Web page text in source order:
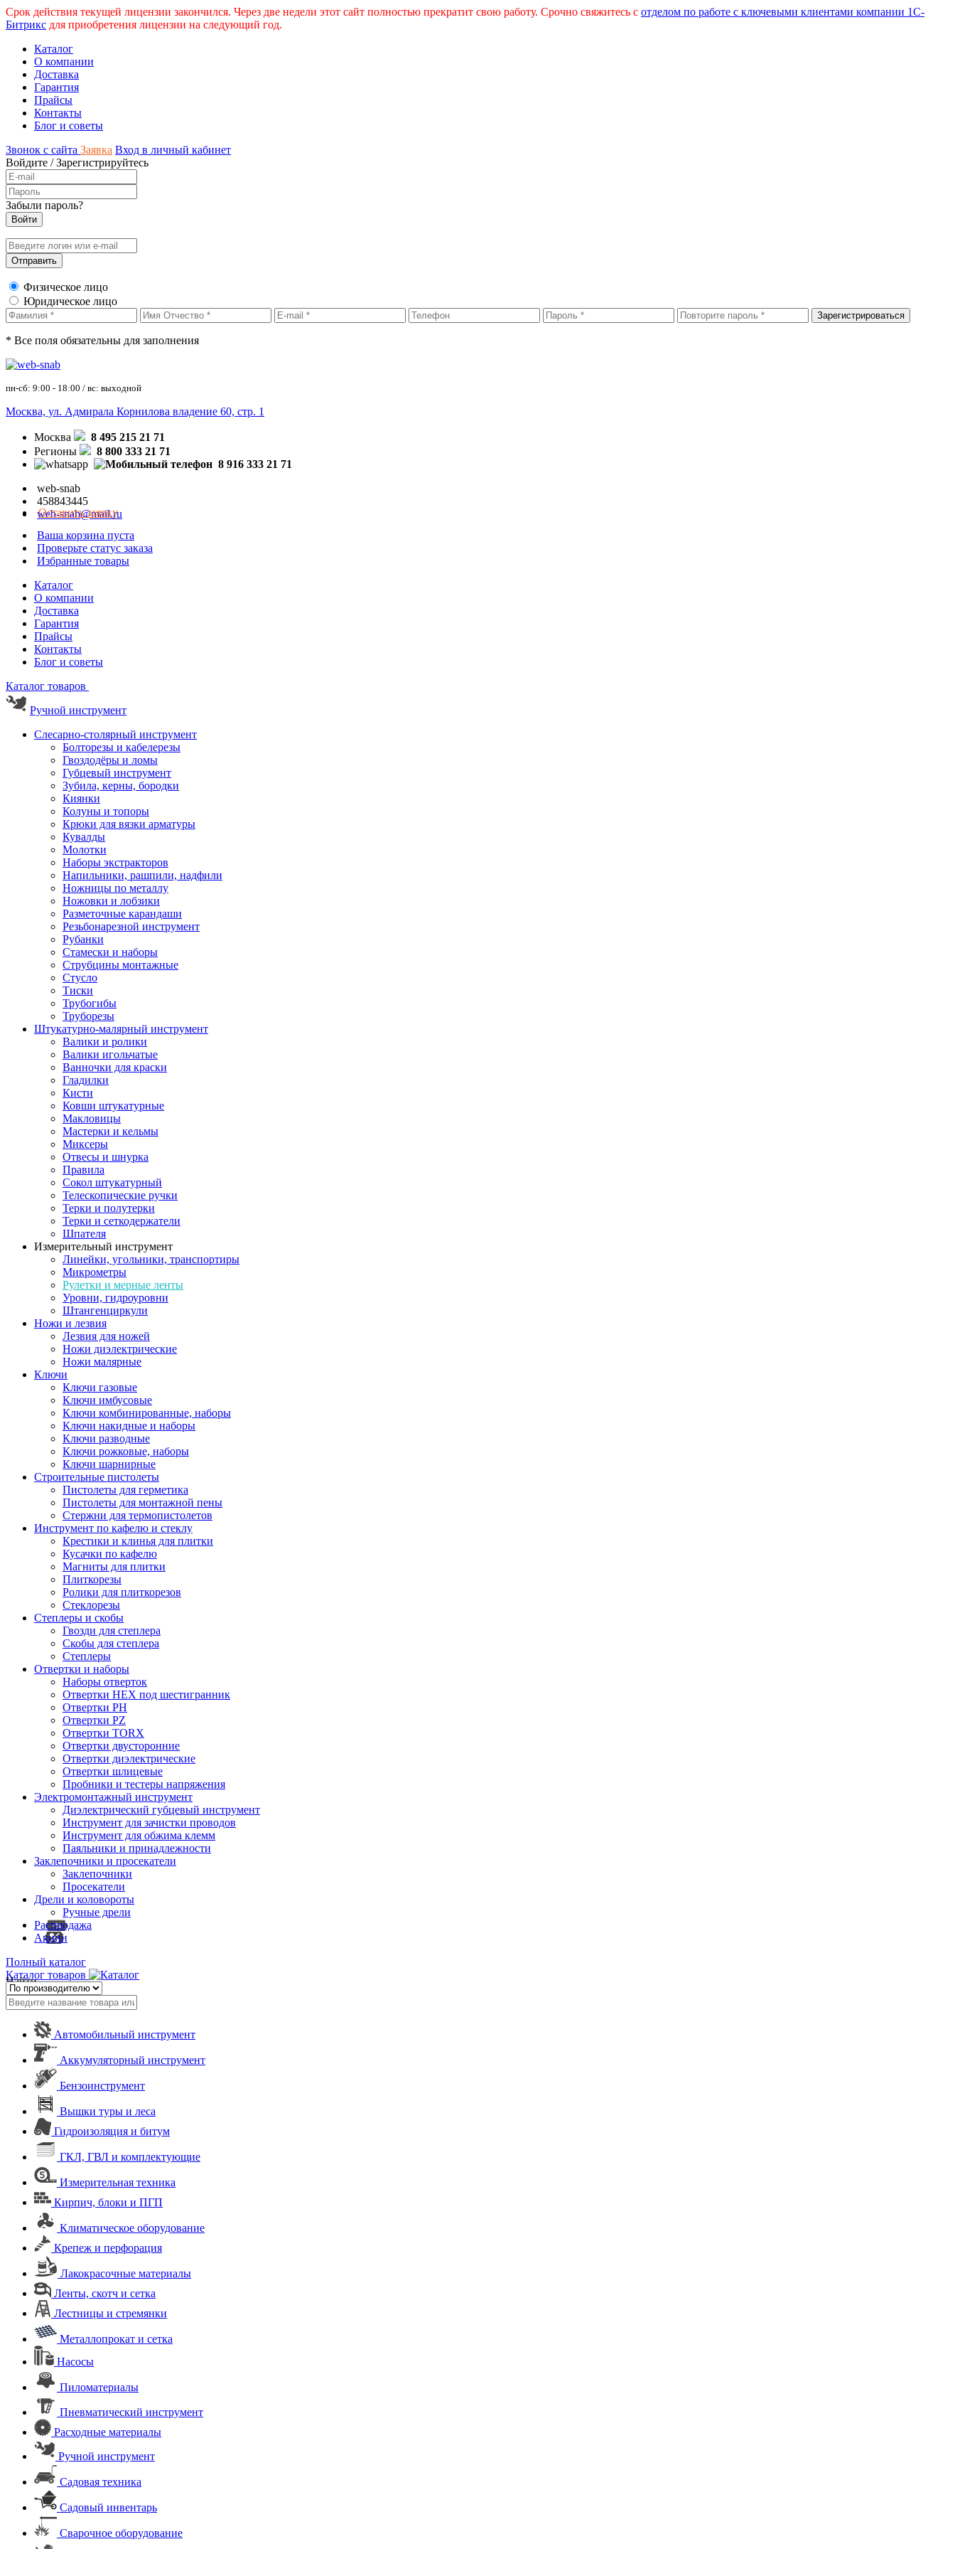
Срок действия текущей лицензии закончился. Через две недели этот сайт полностью прекратит свою работу. Срочно свяжитесь с отделом по работе с ключевыми клиентами компании 1С-
Битрикс для приобретения лицензии на следующий год.
Каталог
О компании
Доставка
Гарантия
Прайсы
Контакты
Блог и советы
Звонок с сайта Заявка Вход в личный кабинет
Войдите /Зарегистрируйтесь
Забыли пароль?
Физическое лицо
Юридическое лицо
* Все поля обязательны для заполнения
пн-сб: 9:00 - 18:00 / вс: выходной
Москва, ул. Адмирала Корнилова владение 60, стр. 1
Москва
8 495 215 21 71
Регионы
8 800 333 21 71
8 916 333 21 71
web-snab
458843445
web-snab@mail.ru
Оставить заявку
Ваша корзина пуста
Проверьте статус заказа
Избранные товары
Каталог
О компании
Доставка
Гарантия
Прайсы
Контакты
Блог и советы
Каталог товаров
Ручной инструмент
Слесарно-столярный инструмент
Болторезы и кабелерезы
Гвоздодёры и ломы
Губцевый инструмент
Зубила, керны, бородки
Киянки
Колуны и топоры
Крюки для вязки арматуры
Кувалды
Молотки
Наборы экстракторов
Напильники, рашпили, надфили
Ножницы по металлу
Ножовки и лобзики
Разметочные карандаши
Резьбонарезной инструмент
Рубанки
Стамески и наборы
Струбцины монтажные
Стусло
Тиски
Трубогибы
Труборезы
Штукатурно-малярный инструмент
Валики и ролики
Валики игольчатые
Ванночки для краски
Гладилки
Кисти
Ковши штукатурные
Макловицы
Мастерки и кельмы
Миксеры
Отвесы и шнурка
Правила
Сокол штукатурный
Телескопические ручки
Терки и полутерки
Терки и сеткодержатели
Шпателя
Измерительный инструмент
Линейки, угольники, транспортиры
Микрометры
Рулетки и мерные ленты
Уровни, гидроуровни
Штангенциркули
Ножи и лезвия
Лезвия для ножей
Ножи диэлектрические
Ножи малярные
Ключи
Ключи газовые
Ключи имбусовые
Ключи комбинированные, наборы
Ключи накидные и наборы
Ключи разводные
Ключи рожковые, наборы
Ключи шарнирные
Строительные пистолеты
Пистолеты для герметика
Пистолеты для монтажной пены
Стержни для термопистолетов
Инструмент по кафелю и стеклу
Крестики и клинья для плитки
Кусачки по кафелю
Магниты для плитки
Плиткорезы
Ролики для плиткорезов
Стеклорезы
Степлеры и скобы
Гвозди для степлера
Скобы для степлера
Степлеры
Отвертки и наборы
Наборы отверток
Отвертки HEX под шестигранник
Отвертки PH
Отвертки PZ
Отвертки TORX
Отвертки двусторонние
Отвертки диэлектрические
Отвертки шлицевые
Пробники и тестеры напряжения
Электромонтажный инструмент
Диэлектрический губцевый инструмент
Инструмент для зачистки проводов
Инструмент для обжима клемм
Паяльники и принадлежности
Заклепочники и просекатели
Заклепочники
Просекатели
Дрели и коловороты
Ручные дрели
Распродажа
Акции
Полный каталог
Каталог товаров
Найти
Автомобильный инструмент
Аккумуляторный инструмент
Бензоинструмент
Вышки туры и леса
Гидроизоляция и битум
ГКЛ, ГВЛ и комплектующие
Измерительная техника
Кирпич, блоки и ПГП
Климатическое оборудование
Крепеж и перфорация
Лакокрасочные материалы
Ленты, скотч и сетка
Лестницы и стремянки
Металлопрокат и сетка
Насосы
Пиломатериалы
Пневматический инструмент
Расходные материалы
Ручной инструмент
Садовая техника
Садовый инвентарь
Сварочное оборудование